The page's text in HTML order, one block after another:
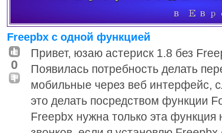
Freepbx с одной функцией
0
Привет, юзаю астериск 1.8 без
Появилась потребность делать
мобильные через веб интерфейс,
это делать посредством функции
Freepbx нужна только эта функция